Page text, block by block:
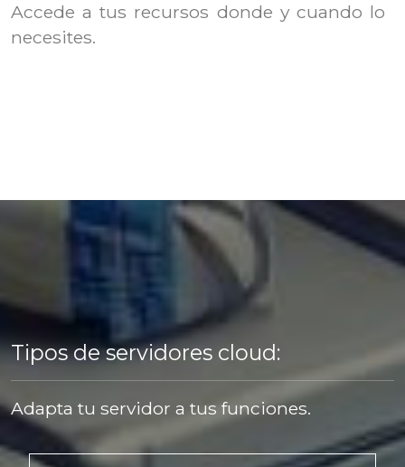
Accede a tus recursos donde y cuando lo
necesites.
Tipos de servidores cloud:
Adapta tu servidor a tus funciones.